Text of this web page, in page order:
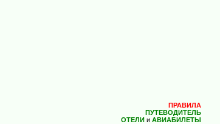
ПРАВИЛА
ПУТЕВОДИТЕЛЬ
ОТЕЛИ и АВИАБИЛЕТЫ